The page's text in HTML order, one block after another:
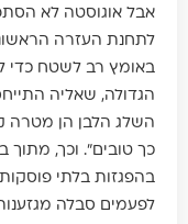
אבל אוגוסטה לא
לתחנת העזרה
באומץ רב לשטח כדי
הגדולה, שאליה
השלג הלבן הן מטרה
כך טובים". וכך, מתוך
בהפגזות בלתי
לפעמים סבלה